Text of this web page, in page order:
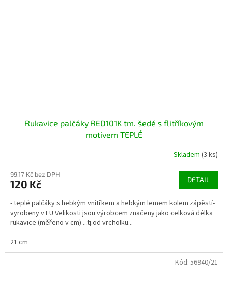
Rukavice palčáky RED101K tm. šedé s flitříkovým
motivem TEPLÉ
Skladem (3 ks)
99,17 Kč bez DPH
120 Kč DETAIL
- teplé palčáky s hebkým vnitřkem a hebkým lemem kolem zápěstí-
vyrobeny v EU Velikosti jsou výrobcem značeny jako celková délka
rukavice (měřeno v cm) ...tj.od vrcholku...
21 cm
Kód: 56940/21